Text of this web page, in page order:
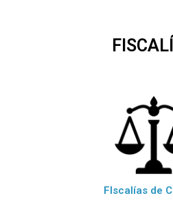
FIscalías de